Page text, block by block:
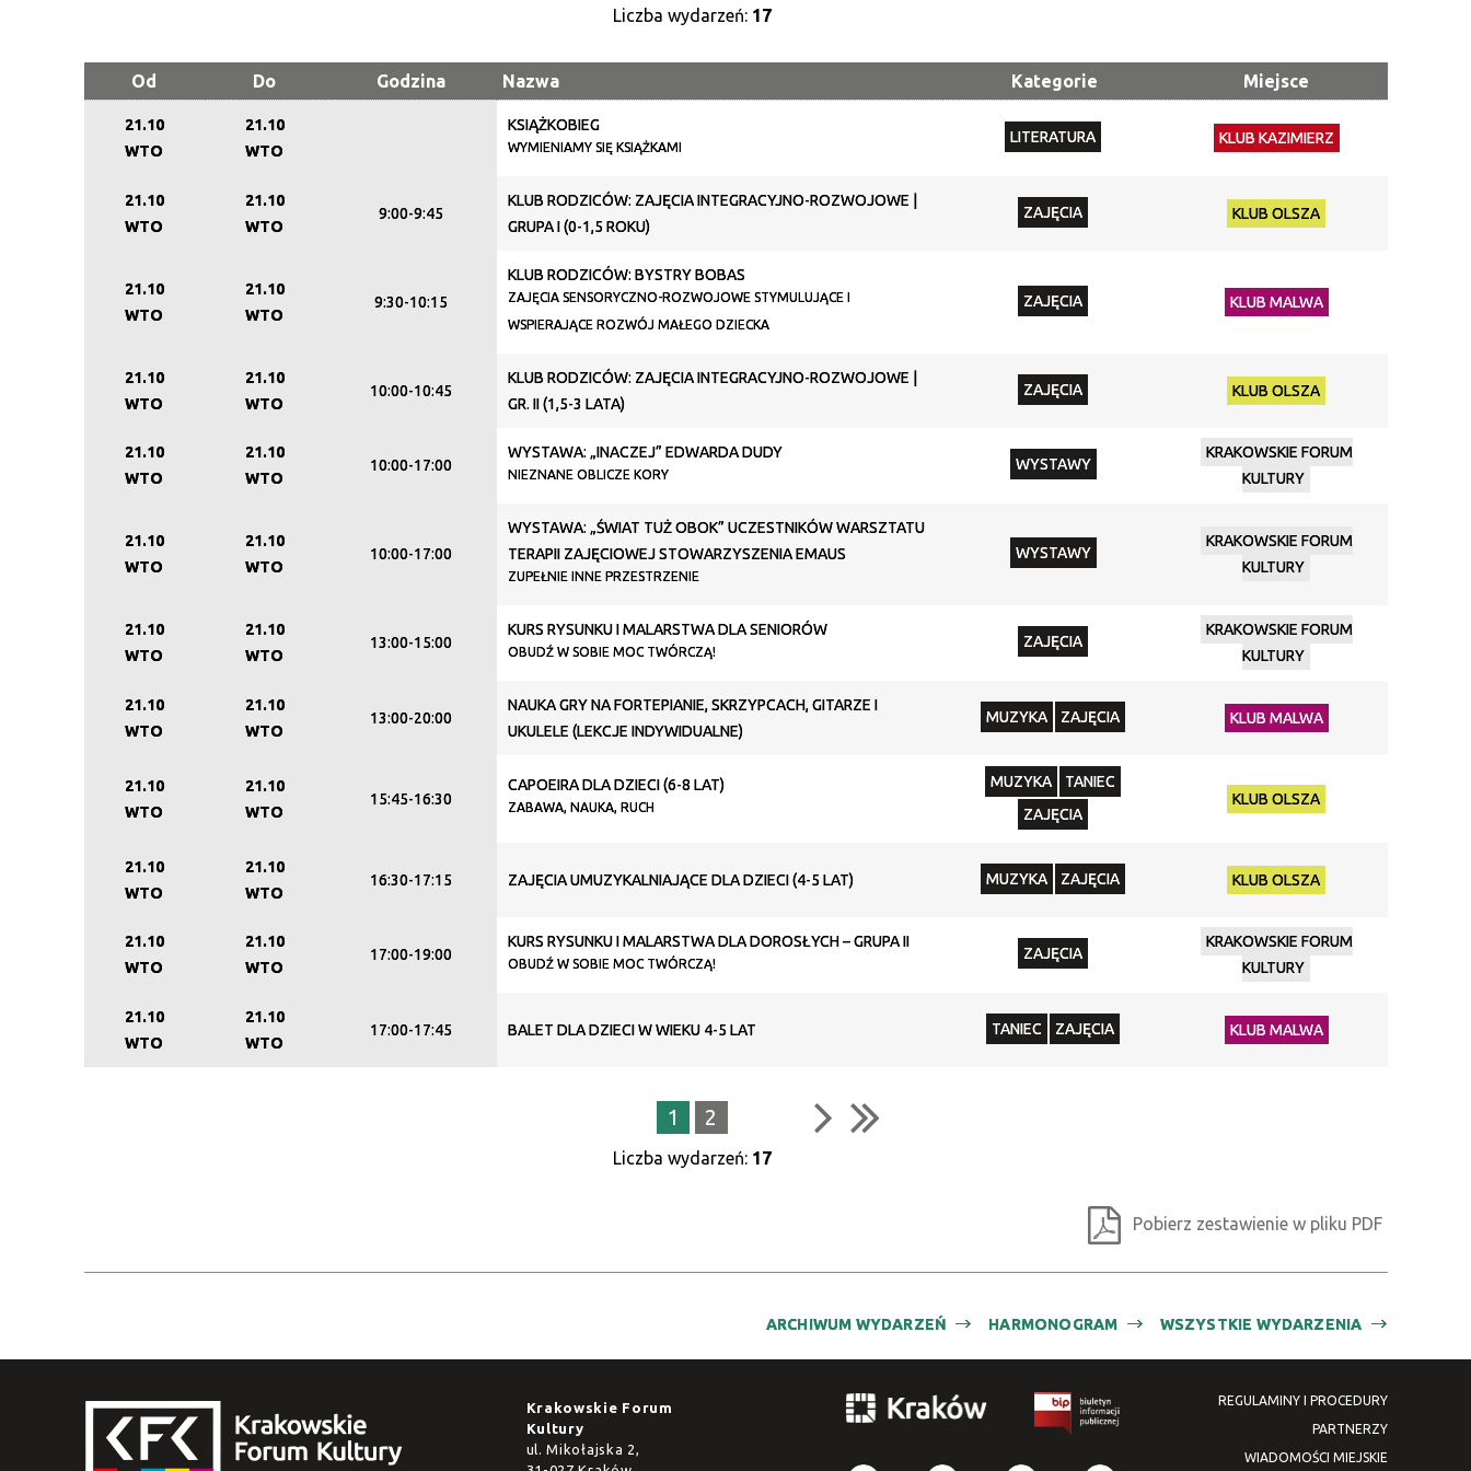
Miejsce
Promowane
Liczba wydarzeń: 17
Od Do Godzina Nazwa Kategorie Miejsce
21.10
WTO
21.10
WTO
KSIĄŻKOBIEG
WYMIENIAMY SIĘ KSIĄŻKAMI
LITERATURA KLUB KAZIMIERZ
21.10
WTO
21.10
WTO
9:00-9:45
KLUB RODZICÓW: ZAJĘCIA INTEGRACYJNO-ROZWOJOWE |
GRUPA I (0-1,5 ROKU)
ZAJĘCIA KLUB OLSZA
21.10
WTO
21.10
WTO
9:30-10:15
KLUB RODZICÓW: BYSTRY BOBAS
ZAJĘCIA SENSORYCZNO-ROZWOJOWE STYMULUJĄCE I
WSPIERAJĄCE ROZWÓJ MAŁEGO DZIECKA
ZAJĘCIA KLUB MALWA
21.10
WTO
21.10
WTO
10:00-10:45
KLUB RODZICÓW: ZAJĘCIA INTEGRACYJNO-ROZWOJOWE |
GR. II (1,5-3 LATA)
ZAJĘCIA KLUB OLSZA
21.10
WTO
21.10
WTO
10:00-17:00
WYSTAWA: „INACZEJ” EDWARDA DUDY
NIEZNANE OBLICZE KORY
WYSTAWY
KRAKOWSKIE FORUM
KULTURY
21.10
WTO
21.10
WTO
10:00-17:00
WYSTAWA: „ŚWIAT TUŻ OBOK” UCZESTNIKÓW WARSZTATU
TERAPII ZAJĘCIOWEJ STOWARZYSZENIA EMAUS
ZUPEŁNIE INNE PRZESTRZENIE
WYSTAWY
KRAKOWSKIE FORUM
KULTURY
21.10
WTO
21.10
WTO
13:00-15:00
KURS RYSUNKU I MALARSTWA DLA SENIORÓW
OBUDŹ W SOBIE MOC TWÓRCZĄ!
ZAJĘCIA
KRAKOWSKIE FORUM
KULTURY
21.10
WTO
21.10
WTO
13:00-20:00
NAUKA GRY NA FORTEPIANIE, SKRZYPCACH, GITARZE I
UKULELE (LEKCJE INDYWIDUALNE)
MUZYKA ZAJĘCIA KLUB MALWA
21.10
WTO
21.10
WTO
15:45-16:30
CAPOEIRA DLA DZIECI (6-8 LAT)
ZABAWA, NAUKA, RUCH
MUZYKA
TANIEC
ZAJĘCIA
KLUB OLSZA
21.10
WTO
21.10
WTO
16:30-17:15 ZAJĘCIA UMUZYKALNIAJĄCE DLA DZIECI (4-5 LAT) MUZYKA ZAJĘCIA KLUB OLSZA
21.10
WTO
21.10
WTO
17:00-19:00
KURS RYSUNKU I MALARSTWA DLA DOROSŁYCH – GRUPA II
OBUDŹ W SOBIE MOC TWÓRCZĄ!
ZAJĘCIA
KRAKOWSKIE FORUM
KULTURY
21.10
WTO
21.10
WTO
17:00-17:45 BALET DLA DZIECI W WIEKU 4-5 LAT TANIEC ZAJĘCIA KLUB MALWA
1 2
Liczba wydarzeń: 17
Pobierz zestawienie w pliku PDF
WSZYSTKIE WYDARZENIA
HARMONOGRAM
ARCHIWUM WYDARZEŃ
Krakowskie Forum
Kultury
ul. Mikołajska 2,
REGULAMINY I PROCEDURY
PARTNERZY
WIADOMOŚCI MIEJSKIE